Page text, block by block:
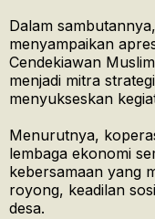
Dalam
menyampaikan
Cendekiawan
menjadi mitra
menyukseskan
Menurutnya,
lembaga ekonomi
kebersamaan yang
royong, keadilan
desa.